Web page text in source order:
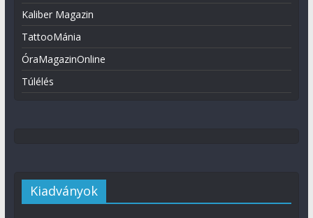
Kaliber Magazin
TattooMánia
ÓraMagazinOnline
Túlélés
Kiadványok